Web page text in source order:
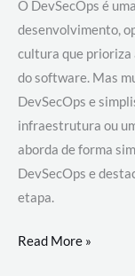
O DevSecOps é
desenvolvimento,
cultura que prioriza
do software. Mas
DevSecOps e
infraestrutura ou
aborda de forma
DevSecOps e
etapa.
DevSecOps
Read More »